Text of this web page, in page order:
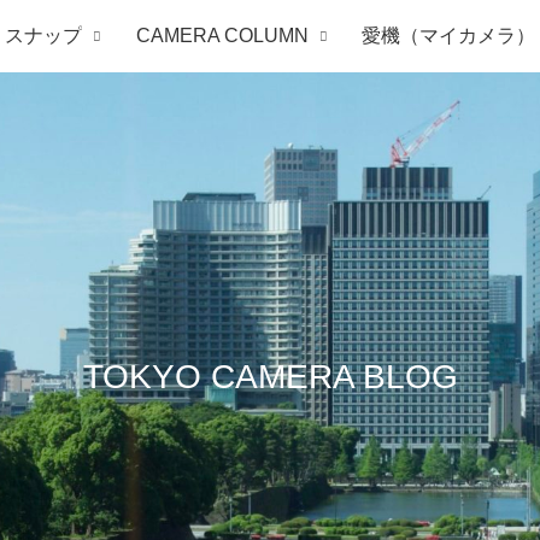
TOKYO CAMERA BLOG
スナップ CAMERA COLUMN 愛機（マイカメラ）